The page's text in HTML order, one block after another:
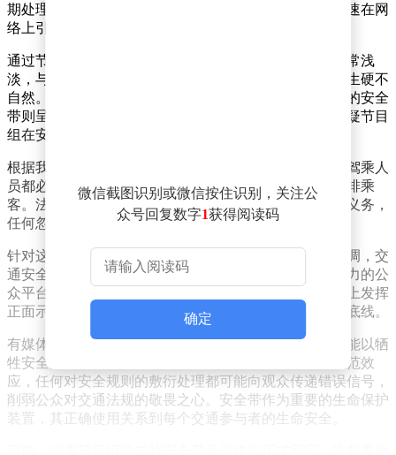
期处理痕迹，疑似通过图像编辑技术添加，这一发现迅速在网
络上引发热议。
通过节目画面可以清晰看到，涉事嘉宾的安全带颜色异常浅
淡，与座椅真实卡扣的衔接处边缘模糊，整体弧度显得生硬不
自然。与之形成鲜明对比的是，同车其他嘉宾规范佩戴的安全
带则呈现出正常的使用状态。这种明显的差异让观众质疑节目
组在安全环节存在弄虚作假行为。
根据我国道路交通安全法规，机动车行驶过程中，所有驾乘人
员都必须按规定使用安全带，这包括前排驾驶人员和后排乘
客。法律明确规定，后排乘客同样负有系安全带的法定义务，
任何忽视这一规定的行为都可能面临法律处罚。
针对这一争议事件，公安交管部门通过官方渠道发声强调，交
通安全容不得任何形式的形式主义。作为具有广泛影响力的公
众平台，综艺节目及其嘉宾应当在涉及公共安全的问题上发挥
正面示范作用，严格遵守法律法规，切实维护交通安全底线。
有媒体评论指出，综艺节目在追求视觉效果的同时，不能以牺
牲安全原则为代价。嘉宾在节目中的行为具有显著的示范效
应，任何对安全规则的敷衍处理都可能向观众传递错误信号，
削弱公众对交通法规的敬畏之心。安全带作为重要的生命保护
装置，其正确使用关系到每个交通参与者的生命安全。
微信截图识别或微信按住识别，关注公
众号回复数字1获得阅读码
确定